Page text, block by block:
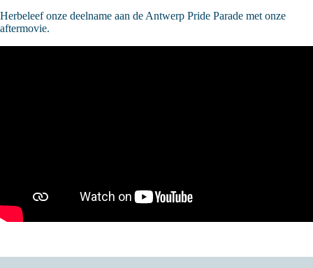
Herbeleef onze deelname aan de Antwerp Pride Parade met onze
aftermovie.